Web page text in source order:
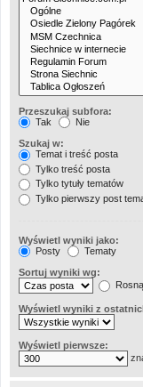
Przeszukaj subfora:
Tak
Nie
Szukaj w:
Temat i treść posta
Tylko treść posta
Tylko tytuły tematów
Tylko pierwszy post
Wyświetl wyniki jako:
Posty
Tematy
Sortuj wyniki wg:
Wyświetl wyniki z
Wyświetl pierwsze: